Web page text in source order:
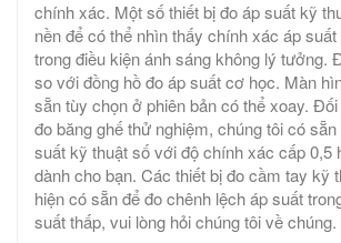
chính xác. Một số thiết bị đo áp suất kỹ
nền để có thể nhìn thấy chính xác áp
trong điều kiện ánh sáng không lý tưởng.
so với đồng hồ đo áp suất cơ học. Màn
sẵn tùy chọn ở phiên bản có thể xoay.
đo băng ghế thử nghiệm, chúng tôi có
suất kỹ thuật số với độ chính xác cấp 0,5
dành cho bạn. Các thiết bị đo cầm tay kỹ
hiện có sẵn để đo chênh lệch áp suất
suất thấp, vui lòng hỏi chúng tôi về chúng.